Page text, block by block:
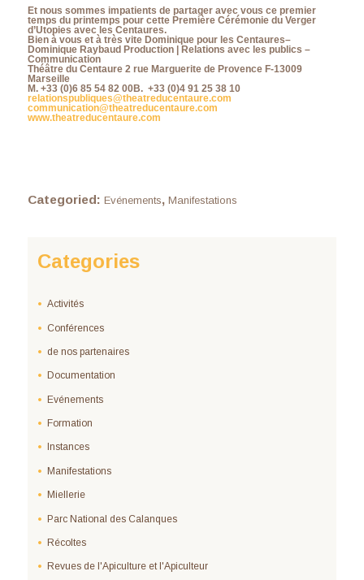
Et nous sommes impatients de partager avec vous ce premier
temps du printemps pour cette Première Cérémonie du Verger
d’Utopies avec les Centaures.
Bien à vous et à très vite Dominique pour les Centaures–
Dominique Raybaud Production | Relations avec les publics –
Communication
Théâtre du Centaure 2 rue Marguerite de Provence F-13009
Marseille
M. +33 (0)6 85 54 82 00B. +33 (0)4 91 25 38 10
relationspubliques@theatreducentaure.com
communication@theatreducentaure.com
www.theatreducentaure.com
Categoried: Evénements, Manifestations
Categories
Activités
Conférences
de nos partenaires
Documentation
Evénements
Formation
Instances
Manifestations
Miellerie
Parc National des Calanques
Récoltes
Revues de l'Apiculture et l'Apiculteur